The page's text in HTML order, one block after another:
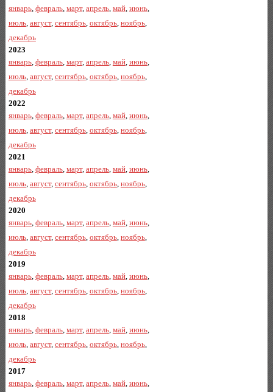
январь, февраль, март, апрель, май, июнь,
июль, август, сентябрь, октябрь, ноябрь,
декабрь
2023
январь, февраль, март, апрель, май, июнь,
июль, август, сентябрь, октябрь, ноябрь,
декабрь
2022
январь, февраль, март, апрель, май, июнь,
июль, август, сентябрь, октябрь, ноябрь,
декабрь
2021
январь, февраль, март, апрель, май, июнь,
июль, август, сентябрь, октябрь, ноябрь,
декабрь
2020
январь, февраль, март, апрель, май, июнь,
июль, август, сентябрь, октябрь, ноябрь,
декабрь
2019
январь, февраль, март, апрель, май, июнь,
июль, август, сентябрь, октябрь, ноябрь,
декабрь
2018
январь, февраль, март, апрель, май, июнь,
июль, август, сентябрь, октябрь, ноябрь,
декабрь
2017
январь, февраль, март, апрель, май, июнь,